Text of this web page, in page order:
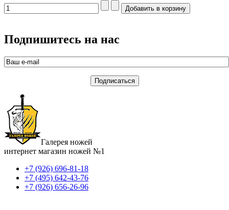
Подпишитесь на нас
Галерея ножей
интернет магазин ножей №1
+7 (926) 696-81-18
+7 (495) 642-43-76
+7 (926) 656-26-96